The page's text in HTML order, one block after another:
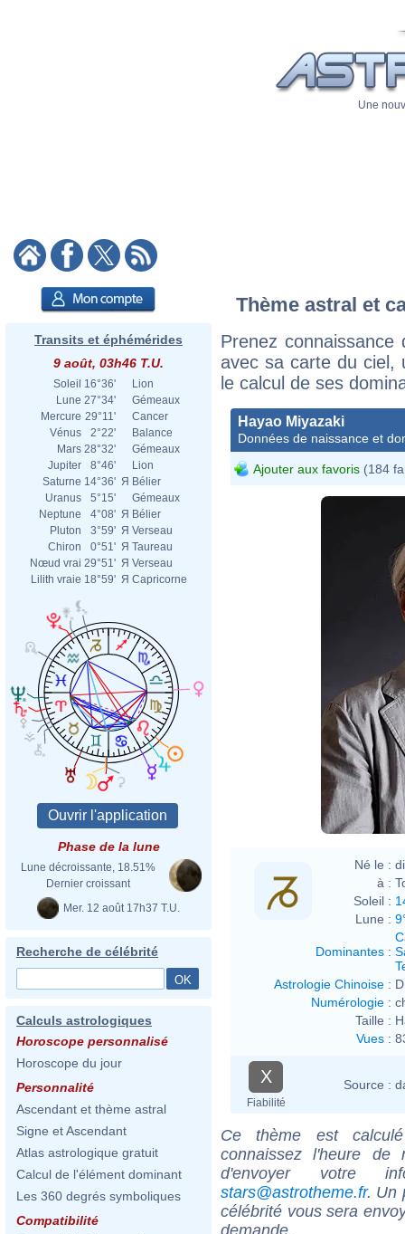
Une
Transits et éphémérides
9 août, 03h46 T.U.
Soleil 16°36'
Lion
Lune 27°34'
Gémeaux
Mercure 29°11'
Cancer
Vénus
2°22'
Balance
Mars 28°32'
Gémeaux
Jupiter
8°46'
Lion
Saturne 14°36' Я Bélier
Uranus
5°15'
Gémeaux
Neptune
4°08' Я Bélier
Pluton
3°59' Я Verseau
Chiron
0°51' Я Taureau
Nœud vrai 29°51' Я Verseau
Lilith vraie 18°59' Я Capricorne
Phase de la lune
Lune décroissante, 18.51%
Dernier croissant
Mer. 12 août 17h37 T.U.
Recherche de célébrité
Calculs astrologiques
Horoscope personnalisé
Horoscope du jour
Personnalité
Ascendant et thème astral
Signe et Ascendant
Atlas astrologique gratuit
Calcul de l'élément dominant
Les 360 degrés symboliques
Compatibilité
Thème astral et
Prenez
avec sa carte du ciel,
le calcul de ses
Hayao Miyazaki
Données de naissance et
Ajouter aux favoris (184
Né le :
à :
Soleil :
Lune :
Dominantes :
Astrologie Chinoise :
Numérologie :
Taille :
Vues :
X
Fiabilité
Source :
Ce thème est
connaissez l'heure de
d'envoyer votre
stars@astrotheme.fr. Un
célébrité vous sera
demande.